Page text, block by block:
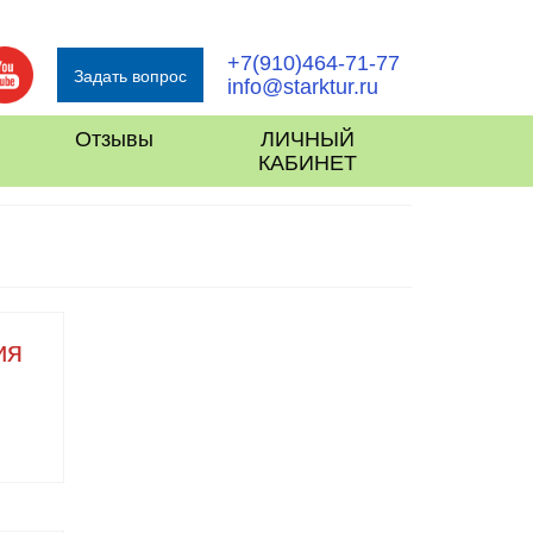
Задать вопрос
+7(910)464-71-77
info@starktur.ru
Отзывы
ЛИЧНЫЙ
КАБИНЕТ